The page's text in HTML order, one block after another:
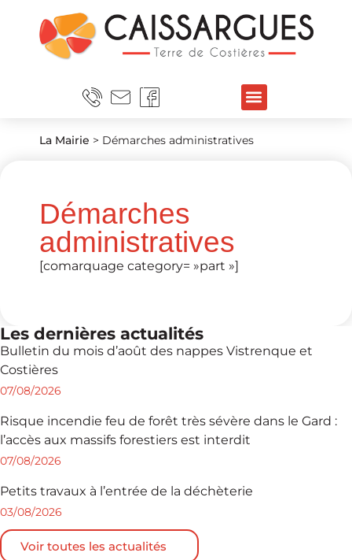
La Mairie > Démarches administratives
Démarches
administratives
[comarquage category= »part »]
Les dernières actualités
Bulletin du mois d’août des nappes Vistrenque et
Costières
07/08/2026
Risque incendie feu de forêt très sévère dans le Gard :
l’accès aux massifs forestiers est interdit
07/08/2026
Petits travaux à l’entrée de la déchèterie
03/08/2026
Voir toutes les actualités